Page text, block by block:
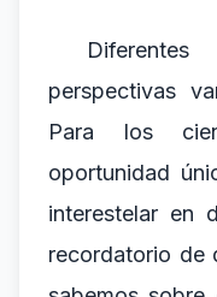
perspectivas
Para los
oportunidad
interestelar en
recordatorio de